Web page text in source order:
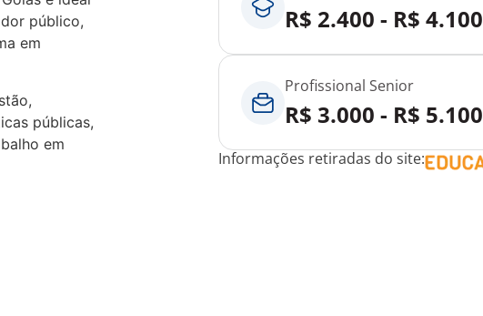
público,
em
públicas,
em
R$ 2.400 - R$ 4.100
Profissional Senior
R$ 3.000 - R$ 5.100
Informações retiradas do site: